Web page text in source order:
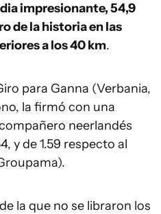
impresionante, 54,9
de la historia en las
a los 40 km.
para Ganna (Verbania,
la firmó con una
neerlandés
y de 1.59 respecto al
la que no se libraron los